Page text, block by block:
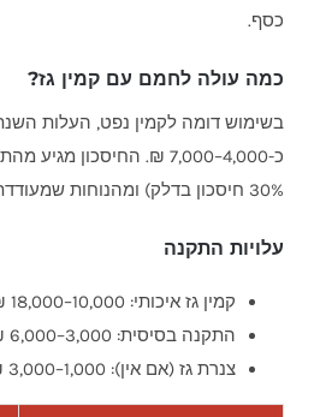
כסף.
כמה עולה לחמם עם קמין גז?
בשימוש דומה לקמין נפט, העלות
30% חיסכון בדלק) ומהנוחות שמעודדת שימוש מושכל.
עלויות התקנה
קמין גז איכותי: 10,000–18,000 ₪
התקנה בסיסית: 3,000–6,000 ₪
צנרת גז (אם אין): 1,000–3,000 ₪